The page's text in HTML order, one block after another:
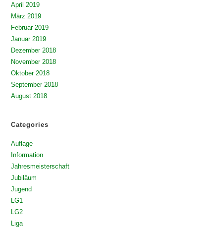
April 2019
März 2019
Februar 2019
Januar 2019
Dezember 2018
November 2018
Oktober 2018
September 2018
August 2018
Categories
Auflage
Information
Jahresmeisterschaft
Jubiläum
Jugend
LG1
LG2
Liga